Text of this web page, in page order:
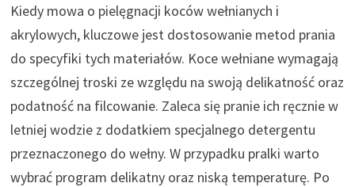
Kiedy mowa o pielęgnacji koców wełnianych i
akrylowych, kluczowe jest dostosowanie metod prania
do specyfiki tych materiałów. Koce wełniane wymagają
szczególnej troski ze względu na swoją delikatność oraz
podatność na filcowanie. Zaleca się pranie ich ręcznie w
letniej wodzie z dodatkiem specjalnego detergentu
przeznaczonego do wełny. W przypadku pralki warto
wybrać program delikatny oraz niską temperaturę. Po